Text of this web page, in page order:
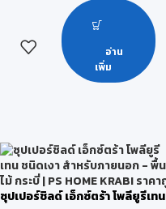
การยึดเกาะของสีทับหน้ากับพื้นผิว
ดีขึ้น เหมาะสำหรับพื้นผิวปูนฉาบใหม่
ใช้ได้ทั้งภายในอาคาร และภายนอก
อาคาร
ขาวด้าน
ขนาดบรรจุ
1 แกลลอน, 5 แกลลอน
อ่าน
เพิ่ม
ซุปเปอร์ชิลด์ เอ็กซ์ตร้า โพลียูรีเทน